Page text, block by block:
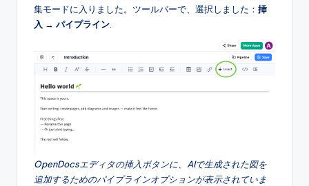
集モードに入りました。ツールバーで、選択しました： 挿
入 → パイプライン
OpenDocsエディタの挿入ボタンに、AIで生成された図を
追加するためのパイプラインオプションが表示されていま